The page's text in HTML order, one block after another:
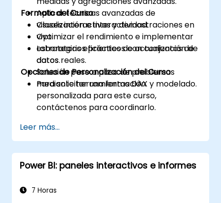
Aplicar técnicas avanzadas de
visualización e interactividad.
Optimizar el rendimiento e implementar
estrategias eficientes de actualización de
datos.
Formato del Curso
Clases interactivas y demostraciones en
vivo.
Laboratorios prácticos con conjuntos de
datos reales.
Solución paso a paso de problemas
mediante herramientas DAX y modelado.
Opciones de Personalización del Curso
Para solicitar una formación
personalizada para este curso,
contáctenos para coordinarlo.
Leer más...
Power BI: paneles interactivos e informes
7 Horas